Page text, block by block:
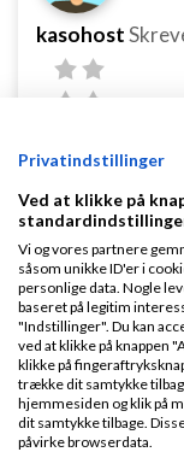
kasohost
Du kan kigge på:
, som
kan bruges
Privatindstillinger
Ved at klikke på
Vi og vores partnere
såsom unikke ID'er i
personlige data. Nogle
baseret på legitim
"Indstillinger". Du kan
ved at klikke på knappen
klikke på
trække dit samtykke
hjemmesiden og klik på
dit samtykke tilbage.
påvirke browserdata.